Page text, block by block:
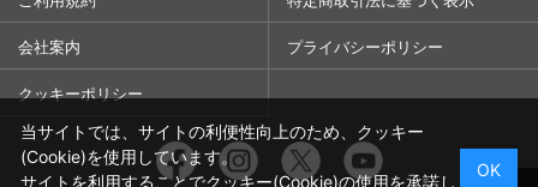
会社案内 プライバシーポリシー
クッキーポリシー
FacebookInstagramTwitter
当サイトでは、サイトの利便性向上のため、クッキー
(Cookie)を使用しています。
サイトを利用することでクッキー(Cookie)の使用を承諾し
OK